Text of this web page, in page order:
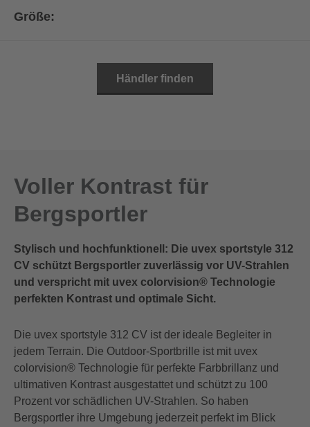
Größe:
Händler finden
Voller Kontrast für
Bergsportler
Stylisch und hochfunktionell: Die uvex sportstyle 312
CV schützt Bergsportler zuverlässig vor UV-Strahlen
und verspricht mit uvex colorvision® Technologie
perfekten Kontrast und optimale Sicht.
Die uvex sportstyle 312 CV ist der ideale Begleiter in
jedem Terrain. Die Outdoor-Sportbrille ist mit uvex
colorvision® Technologie für perfekte Farbbrillanz und
ultimativen Kontrast ausgestattet und schützt zu 100
Prozent vor schädlichen UV-Strahlen. So haben
Bergsportler ihre Umgebung jederzeit perfekt im Blick